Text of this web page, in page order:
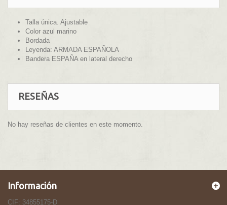
Talla única. Ajustable
Color azul marino
Bordada
Leyenda: ARMADA ESPAÑOLA
Bandera ESPAÑA en lateral derecho
RESEÑAS
No hay reseñas de clientes en este momento.
Información
CIF: 34855175-D